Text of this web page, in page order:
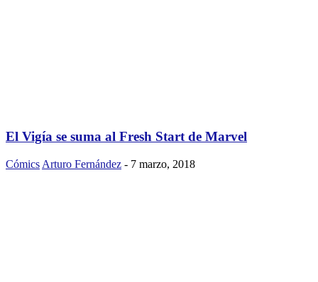
El Vigía se suma al Fresh Start de Marvel
Cómics Arturo Fernández - 7 marzo, 2018